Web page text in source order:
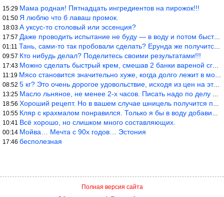
15:29 Мама родная! Пятнадцать ингредиентов на пирожок!!!
01:50 Я люблю что б лаваш промок.
18:03 А уксус-то столовый или эссенция?
17:57 Даже проводить испытание не буду — в воду и потом быстро в раска
01:11 Тань, сами-то так пробовали сделать? Ерунда же получится. Нет, с
09:57 Кто нибудь делал? Поделитесь своими результатами!!!
17:43 Можно сделать быстрый крем, смешав 2 банки вареной сгущенки со с
11:19 Мясо становится значительно хуже, когда долго лежит в морозилке
08:52 5 кг? Это очень дорогое удовольствие, исходя из цен на эту ягоду
13:25 Масло льняное, не менее 2-х часов. Писать надо по делу и подробн
18:56 Хороший рецепт. Но в вашем случае шницель получится парено-варен
10:55 Кляр с крахмалом понравился. Только я бы в воду добавил бы молок
10:41 Всё хорошо, но слишком много составляющих.
00:14 Мойва… Мечта с 90х годов… Эстония
17:46 бесполезная
Полная версия сайта